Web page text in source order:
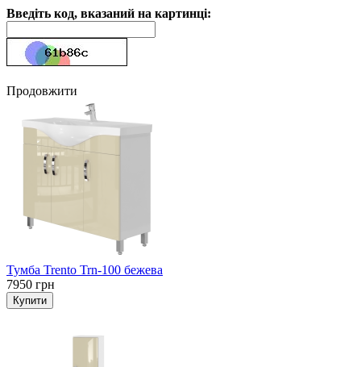
Введіть код, вказаний на картинці:
Продовжити
Тумба Trento Trn-100 бежева
7950 грн